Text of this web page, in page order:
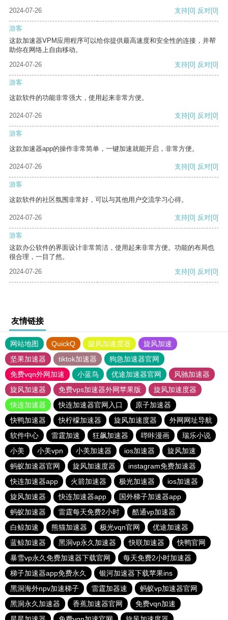
2024-07-26 支持[0] 反对[0]
游客
这款加速器VPM应用程序可以给你提供最高速度和安全性的连接，并帮
助你在网络上自由移动。
2024-07-26
支持[0] 反对[0]
游客
这款软件的功能非常强大，使用起来非常方便。
2024-07-26 支持[0] 反对[0]
游客
这款加速器app的操作非常简单，一键加速就能开启，非常方便。
2024-07-26 支持[0] 反对[0]
游客
这款软件的社区氛围非常好，可以与其他用户交流学习心得。
2024-07-26 支持[0] 反对[0]
游客
这款办公软件的界面设计非常简洁，使用起来非常方便。功能的布局也
很合理，一目了然。
2024-07-26
支持[0] 反对[0]
友情链接
网站地图 QuickQ 旋风加速度器
旋风加速
坚果加速器
tiktok加速器
狗急加速器官网
免费vqn外网加速
小蓝鸟 优途加速器官网
风驰加速器
旋风加速器
免费vps加速器外网苹果版
旋风加速度器
快连加速器
快连加速器官网入口
原子加速器
快鸭加速器
快柠檬加速器 旋风加速度器
外网网址导航
软件中心
雷霆加速 狂飙加速器 哔咔漫画
瑞乐小说
小美
小美vpn 小美加速器 ios加速器
旋风加速
蚂蚁加速器官网
旋风加速度器
instagram免费加速器
快连加速器app
火箭加速器 极光加速器
ios加速器
旋风加速器
快连加速器app
国外梯子加速器app
蚂蚁加速器
雷霆每天免费2小时
酷通vp加速器
白鲸加速
熊猫加速器 极光vqn官网
优途加速器
蓝鲸加速器
黑洞vp永久加速器 快联加速器
快鸭官网
暴雪vp永久免费加速器下载官网
每天免费2小时加速器
梯子加速器app免费永久
银河加速器下载苹果ins
黑洞海外npv加速梯子
雷霆加器速
蚂蚁vp加速器官网
黑洞永久加速器
香蕉加速器官网
免费vqn加速